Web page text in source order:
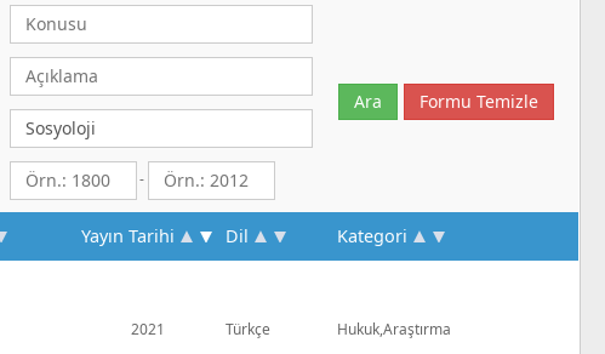
-
Yayın Tarihi Dil Kategori
2021 Türkçe Hukuk,Araştırma